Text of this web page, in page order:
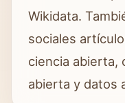
Wikidata.
sociales
ciencia abierta,
abierta y datos